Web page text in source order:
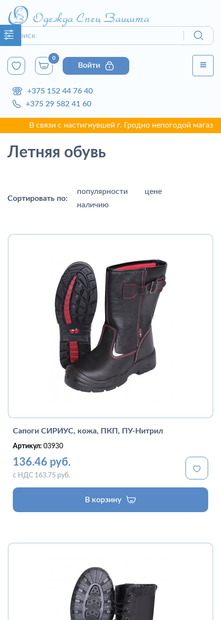
0
Войти
+375 152 44 76 40
+375 29 582 41 60
настигнувшей г. Гродно непогодой магазин закрыт на
Летняя обувь
Сортировать по:
популярности
цене
наличию
Сапоги СИРИУС, кожа, ПКП, ПУ-Нитрил
Артикул: 03930
136.46 руб.
с НДС 163.75 руб.
В корзину